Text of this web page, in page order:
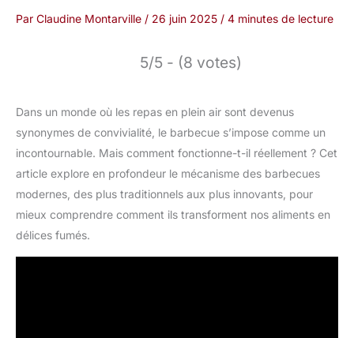
Par Claudine Montarville / 26 juin 2025 / 4 minutes de lecture
5/5 - (8 votes)
Dans un monde où les repas en plein air sont devenus
synonymes de convivialité, le barbecue s’impose comme un
incontournable. Mais comment fonctionne-t-il réellement ? Cet
article explore en profondeur le mécanisme des barbecues
modernes, des plus traditionnels aux plus innovants, pour
mieux comprendre comment ils transforment nos aliments en
délices fumés.